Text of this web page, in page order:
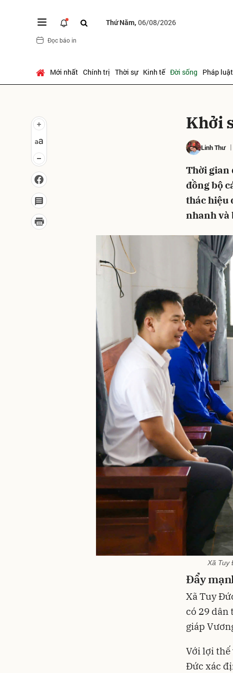
Thứ Năm, 06/08/2026
Đọc báo in
Mới nhất Chính trị Thời sự Kinh tế Đời sống Pháp luật
Khởi
Linh Thư
Thời gian
đồng bộ
thác hiệu
nhanh và
Xã Tuy
Đẩy
Xã Tuy
có 29 dân
giáp
Với lợi thế
Đức xác
Gửi